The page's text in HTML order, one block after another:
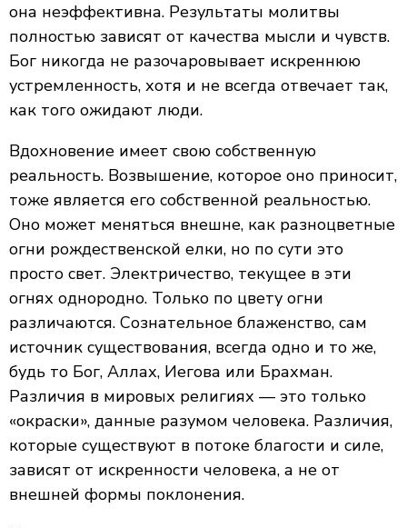
она неэффективна. Результаты молитвы
полностью зависят от качества мысли и чувств.
Бог никогда не разочаровывает искреннюю
устремленность, хотя и не всегда отвечает так,
как того ожидают люди.
Вдохновение имеет свою собственную
реальность. Возвышение, которое оно приносит,
тоже является его собственной реальностью.
Оно может меняться внешне, как разноцветные
огни рождественской елки, но по сути это
просто свет. Электричество, текущее в эти
огнях однородно. Только по цвету огни
различаются. Сознательное блаженство, сам
источник существования, всегда одно и то же,
будь то Бог, Аллах, Иегова или Брахман.
Различия в мировых религиях — это только
«окраски», данные разумом человека. Различия,
которые существуют в потоке благости и силе,
зависят от искренности человека, а не от
внешней формы поклонения.